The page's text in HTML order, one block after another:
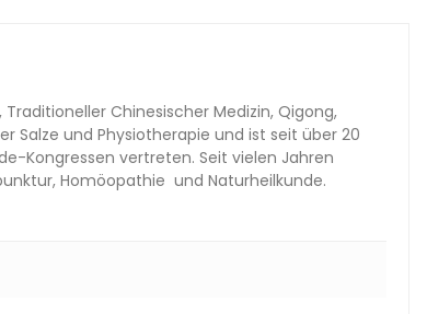
Chinesischer Medizin, Qigong,
Salze und Physiotherapie und ist seit über 20
Kongressen vertreten. Seit vielen Jahren
Homöopathie und Naturheilkunde.